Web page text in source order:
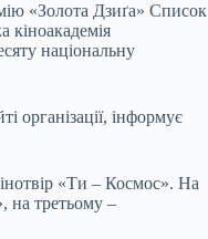
«Золота Дзиґа» Список
кіноакадемія
національну
організації, інформує
«Ти – Космос». На
на третьому –